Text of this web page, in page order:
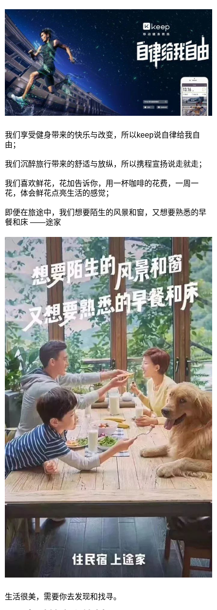
我们享受健身带来的快乐与改变，所以keep说自律给我自
由；
我们沉醉旅行带来的舒适与放纵，所以携程宣扬说走就走；
我们喜欢鲜花，花加告诉你，用一杯咖啡的花费，一周一
花，体会鲜花点亮生活的感觉；
即便在旅途中，我们想要陌生的风景和窗，又想要熟悉的早
餐和床 ——途家
生活很美，需要你去发现和找寻。